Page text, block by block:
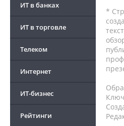
ИТ в банках
ИТ в торговле
Телеком
Интернет
ИТ-бизнес
Рейтинги
*